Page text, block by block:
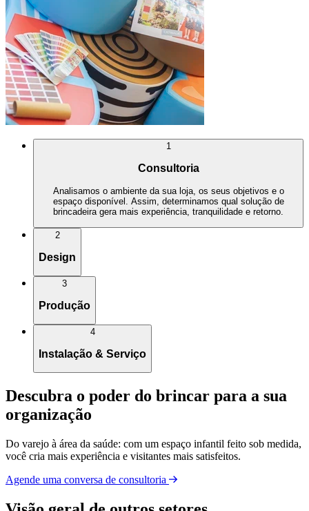
1
Consultoria
Analisamos o ambiente da sua loja, os seus objetivos e o
espaço disponível. Assim, determinamos qual solução de
brincadeira gera mais experiência, tranquilidade e retorno.
2
Design
3
Produção
4
Instalação & Serviço
Descubra o poder do brincar para a sua
organização
Do varejo à área da saúde: com um espaço infantil feito sob medida,
você cria mais experiência e visitantes mais satisfeitos.
Agende uma conversa de consultoria